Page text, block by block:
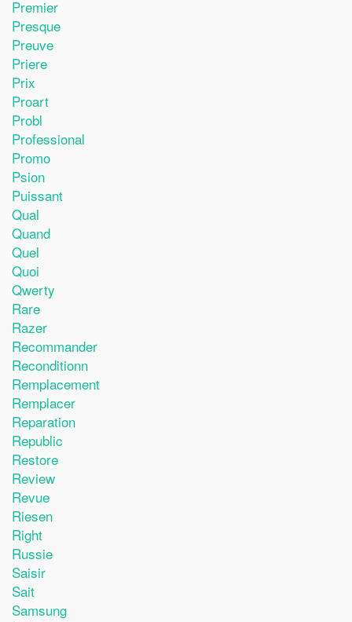
Premier
Presque
Preuve
Priere
Prix
Proart
Probl
Professional
Promo
Psion
Puissant
Qual
Quand
Quel
Quoi
Qwerty
Rare
Razer
Recommander
Reconditionn
Remplacement
Remplacer
Reparation
Republic
Restore
Review
Revue
Riesen
Right
Russie
Saisir
Sait
Samsung